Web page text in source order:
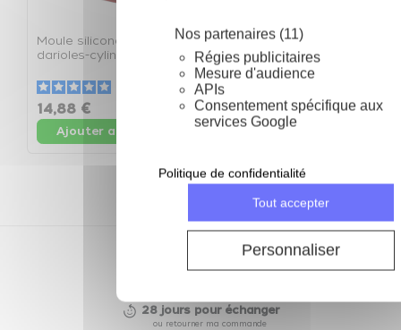
Nos partenaires (11)
Régies publicitaires
Mesure d'audience
APIs
Consentement spécifique aux
services Google
Tout accepter
Personnaliser
Politique de confidentialité
Moule silicone 12
darioles-cylindres - Le
avis
14,88 €
Ajouter au panier
Moule silicone 16 petits
fours ovales - Le moule
12,89 €
Ajouter au panier
Depuis 2002
des prix compétitifs toute l'année
28 jours pour échanger
ou retourner ma commande